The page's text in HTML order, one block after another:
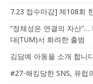
7.23 접수마감] 제108회
“정체성은 연결의 자산”…
대(TUM)서 화려한 출범
김담예 아동을 소개 합니
#27-해킹당한 SNS, 유럽